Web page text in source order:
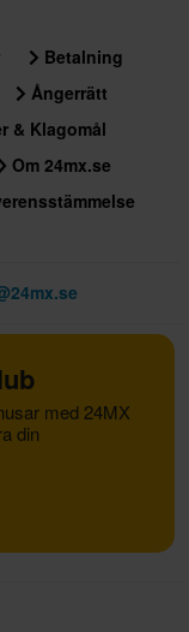
Betalning
Ångerrätt
& Klagomål
Om 24mx.se
med 24MX
din